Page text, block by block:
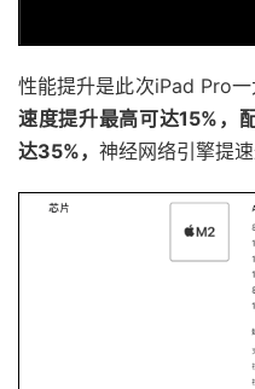
性能提升是此次iPad Pro
速度提升最高可达15%，
达35%， 神经网络引擎提速